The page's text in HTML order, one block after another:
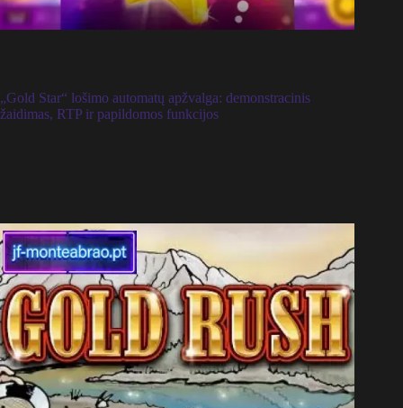
„Gold Star“ lošimo automatų apžvalga: demonstracinis
žaidimas, RTP ir papildomos funkcijos